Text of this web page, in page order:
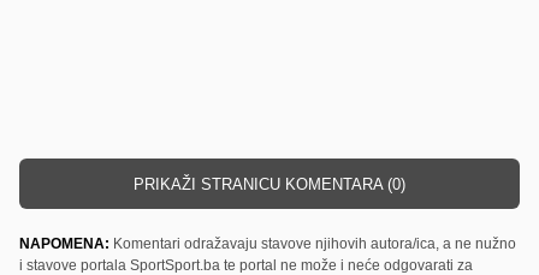
PRIKAŽI STRANICU KOMENTARA (0)
NAPOMENA: Komentari odražavaju stavove njihovih autora/ica, a ne nužno
i stavove portala SportSport.ba te portal ne može i neće odgovarati za